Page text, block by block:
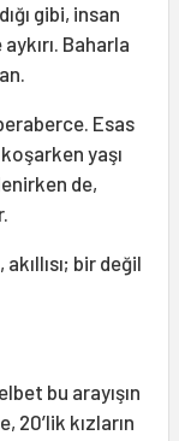
gibi, insan
Baharla
Esas
yaşı
de,
bir değil
bu arayışın
20’lik kızların